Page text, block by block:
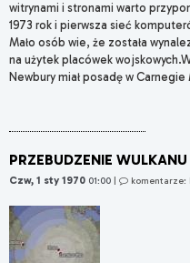
witrynami i stronami warto
1973 rok i pierwsza sieć
Mało osób wie, że została
na użytek placówek
Newbury miał posadę w
PRZEBUDZENIE
Czw, 1 sty 1970 01:00 | komentarze: